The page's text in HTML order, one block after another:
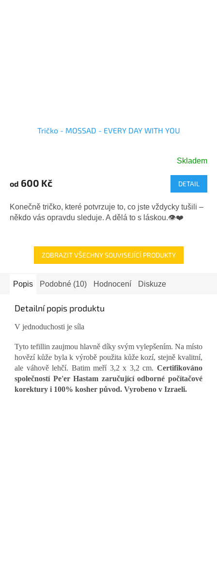
Tričko - MOSSAD - EVERY DAY WITH YOU
produktu
5,0
z
Skladem
od 600 Kč DETAIL
Konečně tričko, které potvrzuje to, co jste vždycky tušili –
někdo vás opravdu sleduje. A dělá to s láskou.👁️❤️
ZOBRAZIT VŠECHNY SOUVISEJÍCÍ PRODUKTY
Popis Podobné (10) Hodnocení Diskuze
Detailní popis produktu
V jednoduchosti je síla
Tyto tefillin zaujmou hlavně díky svým vylepšením. Na místo
hovězí kůže byla k výrobě použita kůže kozí, stejně kvalitní,
ale váhově lehčí. Batim meří 3,2 x 3,2 cm. Certifikováno
společností Pe'er Hastam zaručující odborné počítačové
korektury i 100% kosher původ. Vyrobeno v Izraeli.